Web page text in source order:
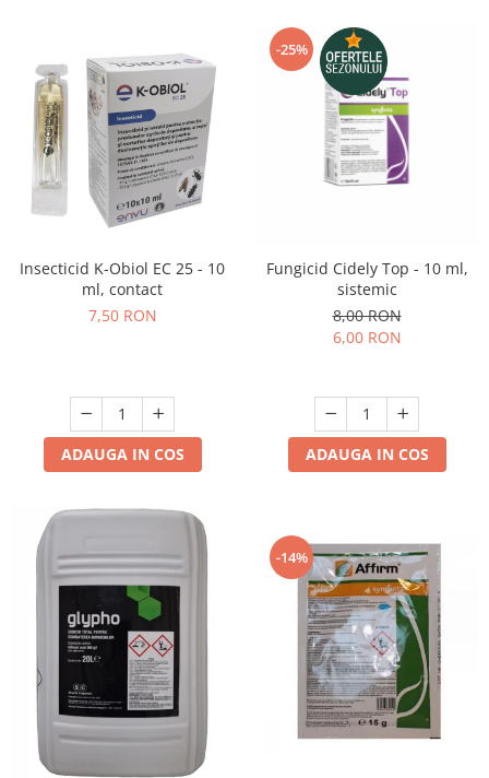
Insecticid K-Obiol EC 25 - 10
ml, contact
7,50 RON
ADAUGA IN COS
-25%
Fungicid Cidely Top - 10 ml,
sistemic
8,00 RON
6,00 RON
ADAUGA IN COS
-14%